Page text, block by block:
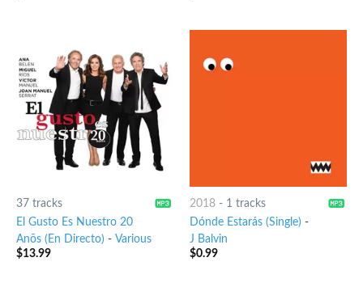
37 tracks
El Gusto Es Nuestro 20
Anõs (En Directo) - Various
$13.99
2018- 1 tracks
Dónde Estarás (Single) -
J Balvin
$0.99